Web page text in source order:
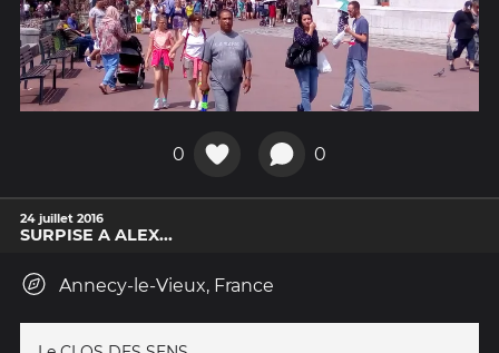
0 0
24 juillet 2016
SURPISE A ALEX...
Annecy-le-Vieux, France